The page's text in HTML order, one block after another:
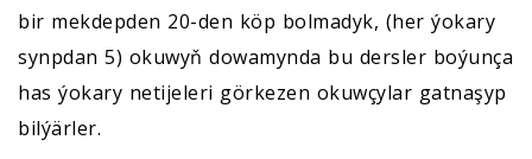
bir mekdepden 20-den köp bolmadyk, (her ýokary
synpdan 5) okuwyň dowamynda bu dersler boýunça
has ýokary netijeleri görkezen okuwçylar gatnaşyp
bilýärler.